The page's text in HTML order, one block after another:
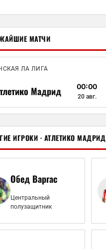
МАТЧИ
ЛА ЛИГА
Мадрид 00:00
20 авг.
ИГРОКИ · АТЛЕТИКО МАДРИД
Обед Варгас
Центральный
полузащитник